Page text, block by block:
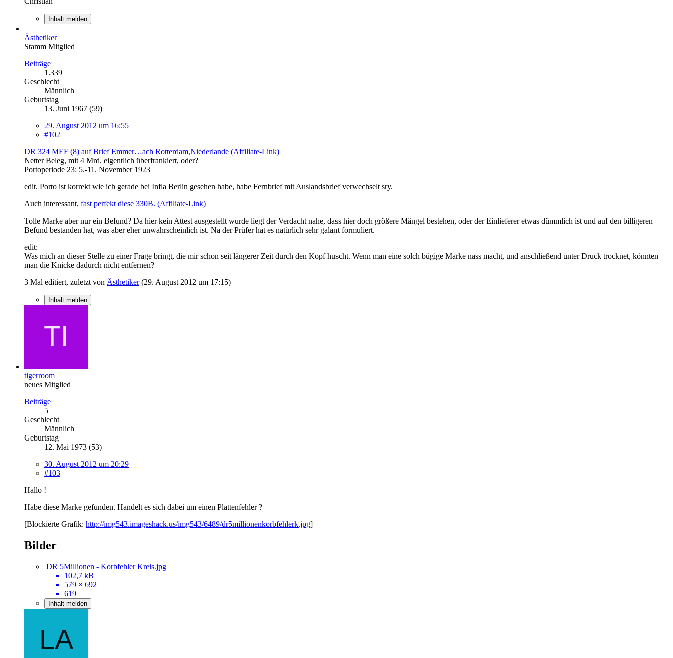
Inhalt melden
Ästhetiker
Stamm Mitglied
Beiträge
1.339
Geschlecht
Männlich
Geburtstag
13. Juni 1967 (59)
29. August 2012 um 16:55
#102
DR 324 MEF (8) auf Brief Emmer…ach Rotterdam,Niederlande (Affiliate-Link)
Netter Beleg, mit 4 Mrd. eigentlich überfrankiert, oder?
Portoperiode 23: 5.-11. November 1923
edit. Porto ist korrekt wie ich gerade bei Infla Berlin gesehen habe, habe Fernbrief mit Auslandsbrief verwechselt sry.
Auch interessant, fast perfekt diese 330B. (Affiliate-Link)
Tolle Marke aber nur ein Befund? Da hier kein Attest ausgestellt wurde liegt der Verdacht nahe, dass hier doch größere Mängel bestehen, oder der Einlieferer etwas dümmlich ist und auf den billigeren
Befund bestanden hat, was aber eher unwahrscheinlich ist. Na der Prüfer hat es natürlich sehr galant formuliert.
edit:
Was mich an dieser Stelle zu einer Frage bringt, die mir schon seit längerer Zeit durch den Kopf huscht. Wenn man eine solch bügige Marke nass macht, und anschließend unter Druck trocknet, könnten
man die Knicke dadurch nicht entfernen?
3 Mal editiert, zuletzt von Ästhetiker(29. August 2012 um 17:15)
Inhalt melden
tigerroom
neues Mitglied
Beiträge
5
Geschlecht
Männlich
Geburtstag
12. Mai 1973 (53)
30. August 2012 um 20:29
#103
Hallo !
Habe diese Marke gefunden. Handelt es sich dabei um einen Plattenfehler ?
[Blockierte Grafik: http://img543.imageshack.us/img543/6489/dr5millionenkorbfehlerk.jpg]
Bilder
DR 5Millionen - Korbfehler Kreis.jpg
102,7 kB
579 × 692
619
Inhalt melden